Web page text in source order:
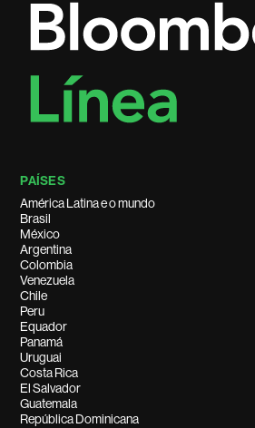
PAÍSES
América Latina e o mundo
Brasil
México
Argentina
Colombia
Venezuela
Chile
Peru
Equador
Panamá
Uruguai
Costa Rica
El Salvador
Guatemala
República Dominicana